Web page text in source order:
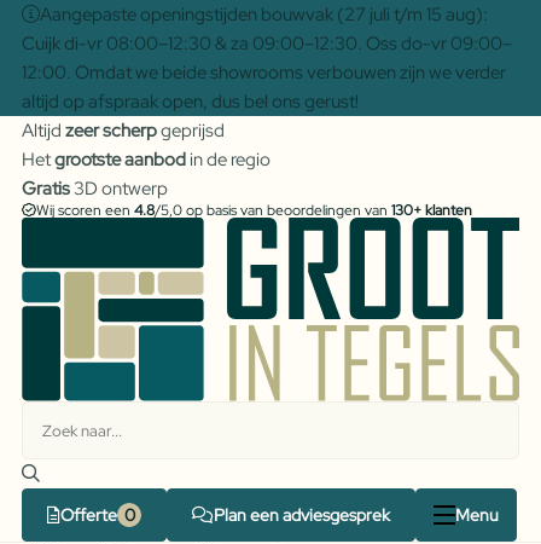
Aangepaste openingstijden bouwvak (27 juli t/m 15 aug):
Cuijk di-vr 08:00–12:30 & za 09:00–12:30. Oss do-vr 09:00–
12:00. Omdat we beide showrooms verbouwen zijn we verder
altijd op afspraak open, dus bel ons gerust!
Altijd zeer scherpgeprijsd
Hetgrootste aanbodin de regio
Gratis3D ontwerp
Wij scoren een 4.8/5,0 op basis van beoordelingen van 130+ klanten
Offerte Plan een adviesgesprek
Menu